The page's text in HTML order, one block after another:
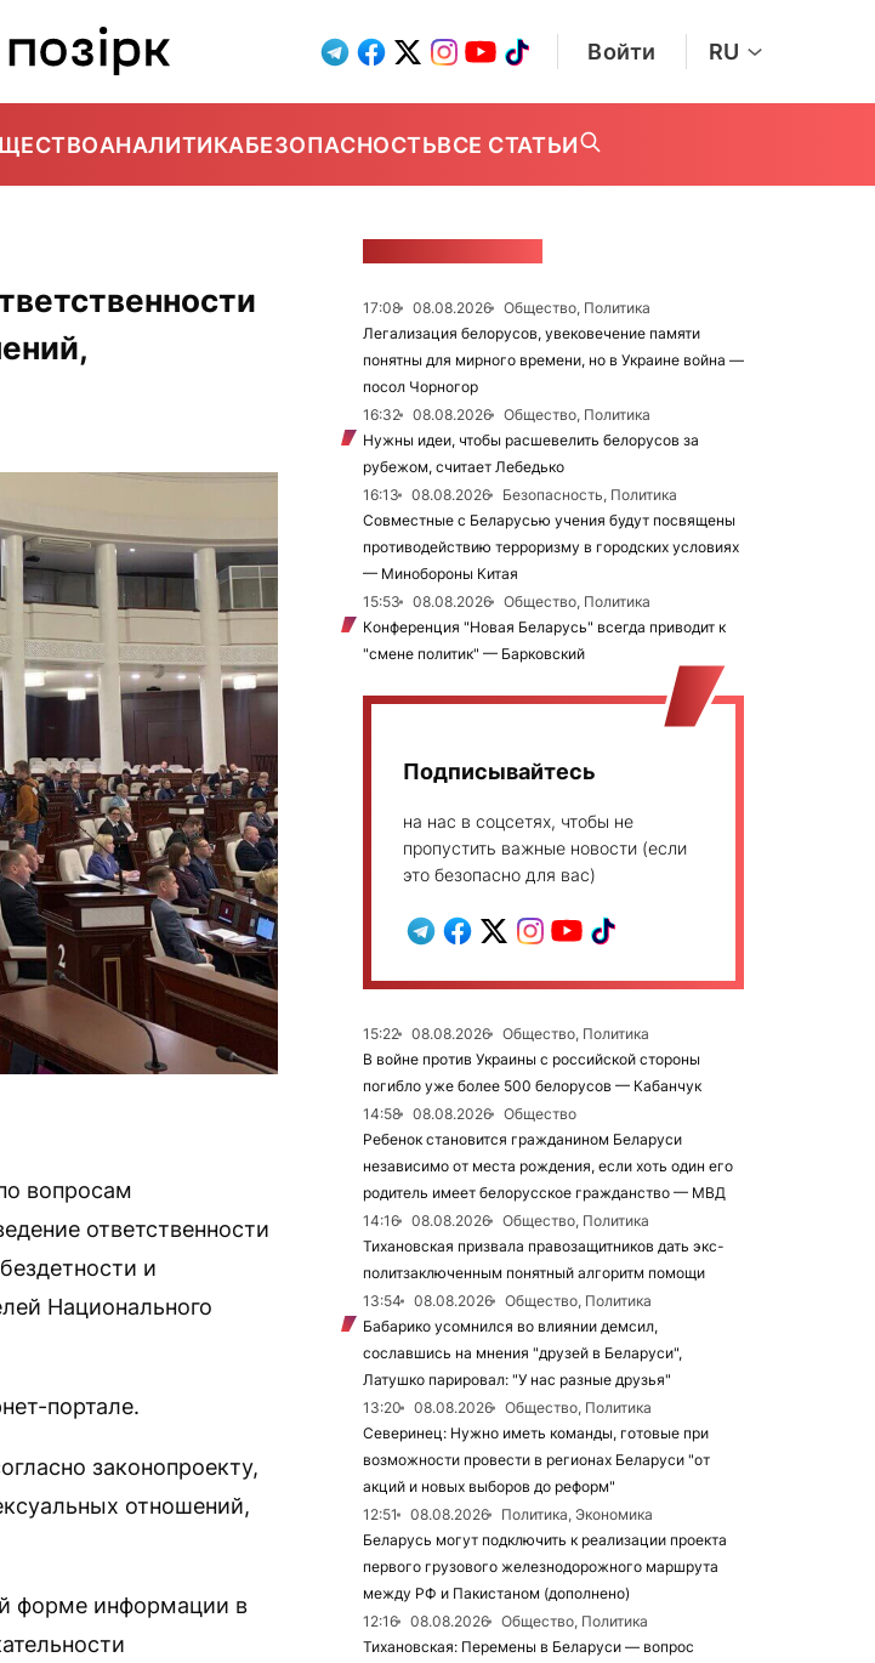
Войти RU
АНАЛИТИКАБЕЗОПАСНОСТЬВСЕ СТАТЬИ
вопросам
ответственности
и
Национального
портале.
законопроекту,
отношений,
форме информации в
17:08 08.08.2026
Общество, Политика
Легализация белорусов, увековечение памяти
понятны для мирного времени, но в Украине война —
посол Чорногор
16:32
08.08.2026
Общество, Политика
Нужны идеи, чтобы расшевелить белорусов за
рубежом, считает Лебедько
16:13
08.08.2026
Безопасность, Политика
Совместные с Беларусью учения будут посвящены
противодействию терроризму в городских условиях
— Минобороны Китая
15:53
08.08.2026
Общество, Политика
Конференция "Новая Беларусь" всегда приводит к
"смене политик" — Барковский
Подписывайтесь
на нас в соцсетях, чтобы не
пропустить важные новости (если
это безопасно для вас)
15:22 08.08.2026
Общество, Политика
В войне против Украины с российской стороны
погибло уже более 500 белорусов — Кабанчук
14:58
08.08.2026
Общество
Ребенок становится гражданином Беларуси
независимо от места рождения, если хоть один его
родитель имеет белорусское гражданство — МВД
14:16
08.08.2026
Общество, Политика
Тихановская призвала правозащитников дать экс-
политзаключенным понятный алгоритм помощи
13:54
08.08.2026
Общество, Политика
Бабарико усомнился во влиянии демсил,
сославшись на мнения "друзей в Беларуси",
Латушко парировал: "У нас разные друзья"
13:20
08.08.2026
Общество, Политика
Северинец: Нужно иметь команды, готовые при
возможности провести в регионах Беларуси "от
акций и новых выборов до реформ"
12:51
08.08.2026
Политика, Экономика
Беларусь могут подключить к реализации проекта
первого грузового железнодорожного маршрута
между РФ и Пакистаном (дополнено)
12:16
08.08.2026
Общество, Политика
Тихановская: Перемены в Беларуси — вопрос